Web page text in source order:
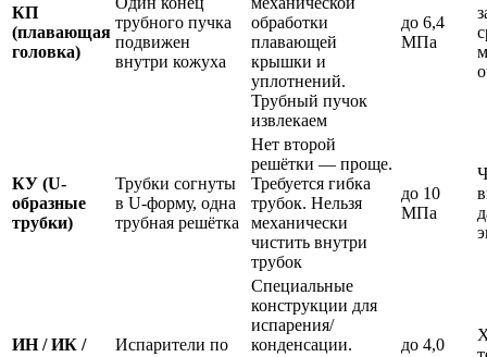
КП
(плавающая
головка)
трубного пучка
подвижен
внутри кожуха
обработки
плавающей
крышки и
уплотнений.
Трубный пучок
извлекаем
до 6,4
МПа
КУ (U-
образные
трубки)
Трубки согнуты
в U-форму, одна
трубная решётка
Нет второй
решётки — проще.
Требуется гибка
трубок. Нельзя
механически
чистить внутри
трубок
до 10
МПа
ИН / ИК /
Испарители по
Специальные
конструкции для
испарения/
конденсации.
до 4,0